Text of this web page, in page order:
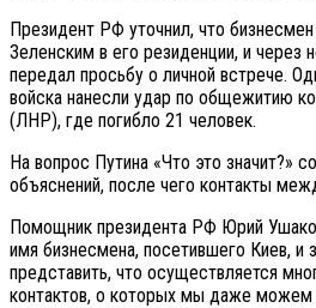
Президент РФ уточнил, что
Зеленским в его резиденции, и через
передал просьбу о личной встрече.
войска нанесли удар по общежитию
(ЛНР), где погибло 21 человек.
На вопрос Путина «Что это значит?»
объяснений, после чего контакты
Помощник президента РФ Юрий
имя бизнесмена, посетившего Киев, и
представить, что осуществляется
контактов, о которых мы даже можем